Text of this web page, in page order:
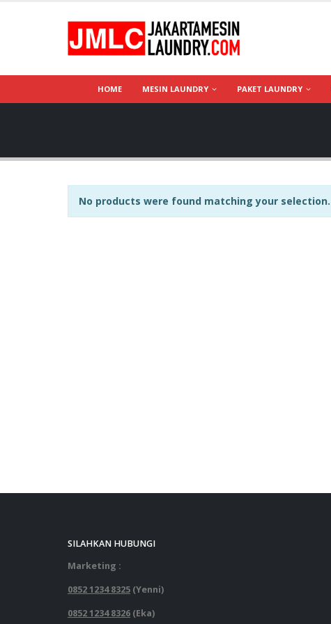
HOME MESIN LAUNDRY PAKET LAUNDRY
No products were found matching your selection.
SILAHKAN HUBUNGI
Marketing :
0852 1234 8325 (Yenni)
0852 1234 8326 (Eka)